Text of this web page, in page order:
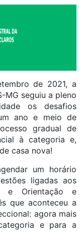
de 2021, a
MG seguiu a pleno
os desafios
ano e meio de
gradual de
à categoria e,
casa nova!
um horário
ligadas aos
e Orientação e
que aconteceu a
agora mais
e para a